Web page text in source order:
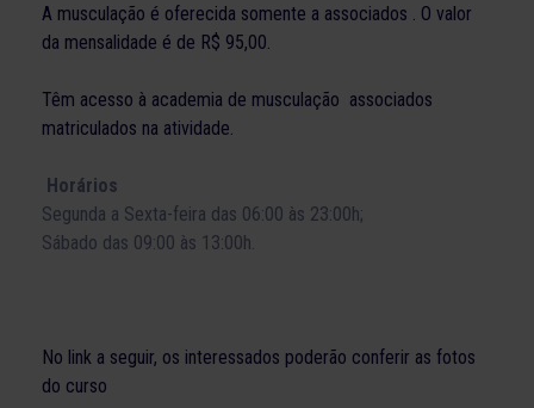
A musculação é oferecida somente a associados . O valor
da mensalidade é de R$ 95,00.
Têm acesso à academia de musculação associados
matriculados na atividade.
Horários
Segunda a Sexta-feira das 06:00 às 23:00h;
Sábado das 09:00 às 13:00h.
No link a seguir, os interessados poderão conferir as fotos
do curso